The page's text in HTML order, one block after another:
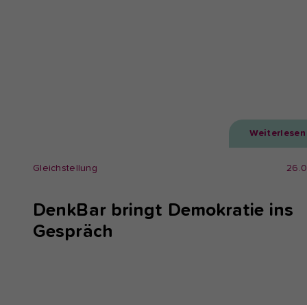
Weiterlesen
Gleichstellung
DenkBar bringt Demokratie ins
Gespräch